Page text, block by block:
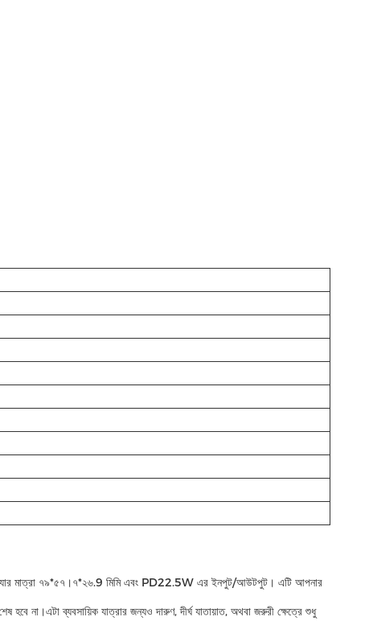
যার মাত্রা ৭৯*৫৭।৭*২৬.9 মিমি এবং PD22.5W এর ইনপুট/আউটপুট। এটি আপনার
না।এটা ব্যবসায়িক যাত্রার জন্যও দারুণ, দীর্ঘ যাতায়াত, অথবা জরুরী ক্ষেত্রে শুধু